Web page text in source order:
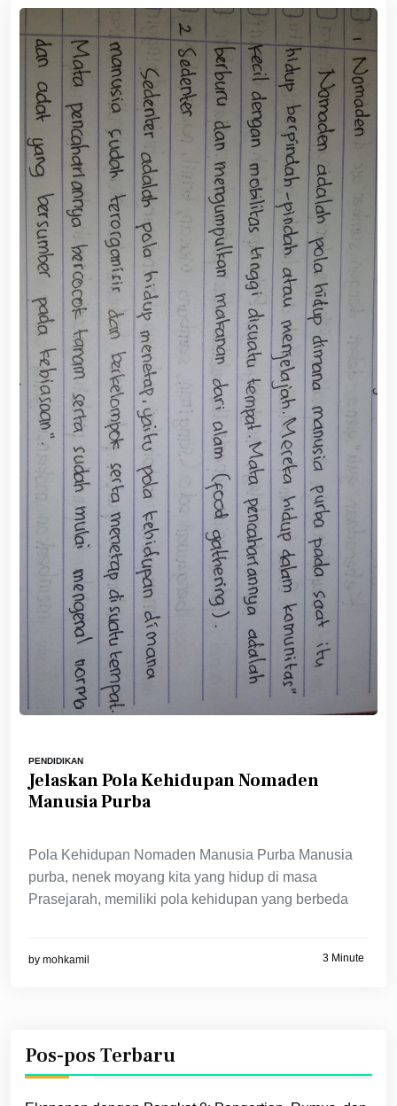
PENDIDIKAN
Jelaskan Pola Kehidupan Nomaden
Manusia Purba
Pola Kehidupan Nomaden Manusia Purba Manusia
purba, nenek moyang kita yang hidup di masa
Prasejarah, memiliki pola kehidupan yang berbeda
by mohkamil 3 Minute
Pos-pos Terbaru